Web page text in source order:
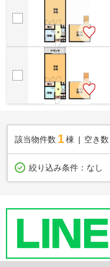
該当物件数 1棟 空き数
絞り込み条件： なし